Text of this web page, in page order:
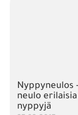
Nyppyneulos
neulo erilaisia
nyppyjä